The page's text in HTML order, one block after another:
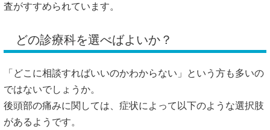
査がすすめられています。
どの診療科を選べばよいか？
「どこに相談すればいいのかわからない」という方も多いの
ではないでしょうか。
後頭部の痛みに関しては、症状によって以下のような選択肢
があるようです。